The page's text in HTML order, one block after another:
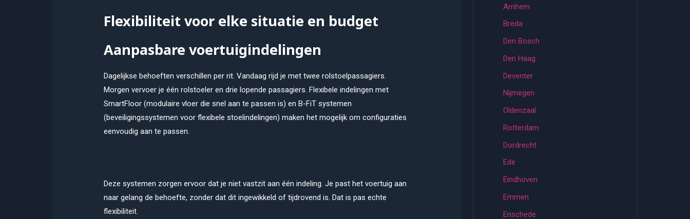
Flexibiliteit voor elke situatie en budget
Aanpasbare voertuigindelingen
Dagelijkse behoeften verschillen per rit. Vandaag rijd je met twee rolstoelpassagiers.
Morgen vervoer je één rolstoeler en drie lopende passagiers. Flexibele indelingen met
SmartFloor (modulaire vloer die snel aan te passen is) en B-FiT systemen
(beveiligingssystemen voor flexibele stoelindelingen) maken het mogelijk om configuraties
eenvoudig aan te passen.
Deze systemen zorgen ervoor dat je niet vastzit aan één indeling. Je past het voertuig aan
naar gelang de behoefte, zonder dat dit ingewikkeld of tijdrovend is. Dat is pas echte
flexibiliteit.
Arnhem
Breda
Den Bosch
Den Haag
Deventer
Nijmegen
Oldenzaal
Rotterdam
Dordrecht
Ede
Eindhoven
Emmen
Enschede